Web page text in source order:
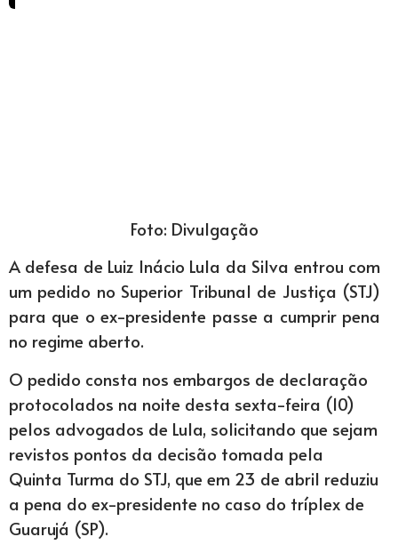
Foto: Divulgação
A defesa de Luiz Inácio Lula da Silva entrou com
um pedido no Superior Tribunal de Justiça (STJ)
para que o ex-presidente passe a cumprir pena
no regime aberto.
O pedido consta nos embargos de declaração
protocolados na noite desta sexta-feira (10)
pelos advogados de Lula, solicitando que sejam
revistos pontos da decisão tomada pela
Quinta Turma do STJ, que em 23 de abril reduziu
a pena do ex-presidente no caso do tríplex de
Guarujá (SP).